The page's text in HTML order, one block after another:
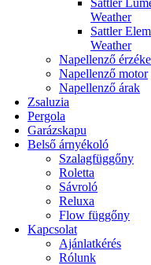
Sattler
Weather
Sattler
Weather
Napellenző
Napellenző motor
Napellenző árak
Zsaluzia
Pergola
Garázskapu
Belső árnyékoló
Szalagfüggőny
Roletta
Sávroló
Reluxa
Flow függőny
Kapcsolat
Ajánlatkérés
Rólunk